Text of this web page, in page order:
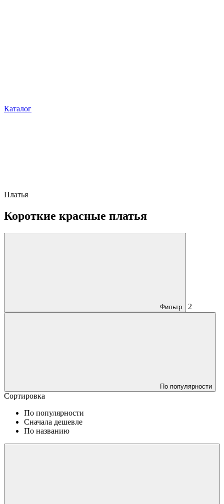
Каталог
Платья
Короткие красные платья
Фильтр 2
По популярности
Сортировка
По популярности
Сначала дешевле
По названию